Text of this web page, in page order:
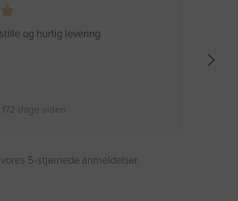
og hurtig levering
172 dage siden
5-stjernede anmeldelser.